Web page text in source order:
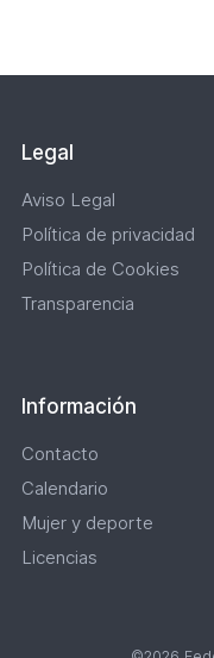
Legal
Aviso Legal
Política de privacidad
Política de Cookies
Transparencia
Información
Contacto
Calendario
Mujer y deporte
Licencias